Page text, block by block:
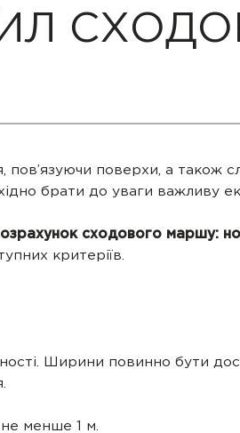
поверхи, а також
брати до уваги важливу
сходового маршу:
критеріїв.
Ширини повинно бути
менше 1 м.